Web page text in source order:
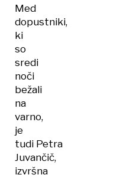
Med
dopustniki,
ki
so
sredi
noči
bežali
na
varno,
je
tudi Petra
Juvančič,
izvršna